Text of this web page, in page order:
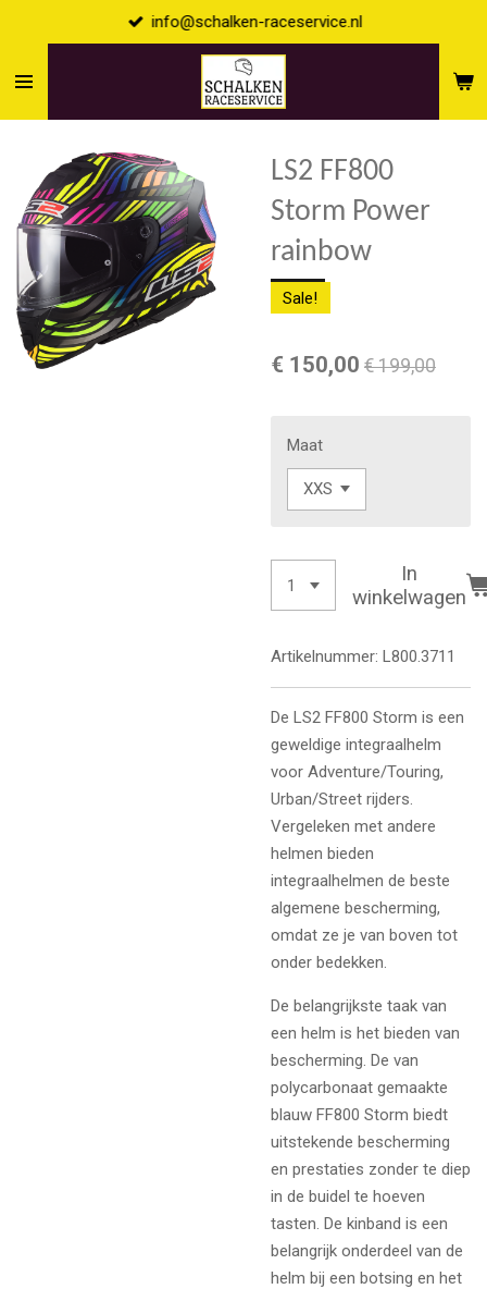
naar
info@schalken-raceservice.nl
LS2 FF800
Storm Power
rainbow
Sale!
€ 150,00 € 199,00
Maat
In
winkelwagen
Artikelnummer: L800.3711
De LS2 FF800 Storm is een
geweldige integraalhelm
voor Adventure/Touring,
Urban/Street rijders.
Vergeleken met andere
helmen bieden
integraalhelmen de beste
algemene bescherming,
omdat ze je van boven tot
onder bedekken.
De belangrijkste taak van
een helm is het bieden van
bescherming. De van
polycarbonaat gemaakte
blauw FF800 Storm biedt
uitstekende bescherming
en prestaties zonder te diep
in de buidel te hoeven
tasten. De kinband is een
belangrijk onderdeel van de
helm bij een botsing en het